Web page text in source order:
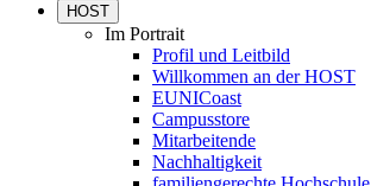
HOST
Im Portrait
Profil und Leitbild
Willkommen an der HOST
EUNICoast
Campusstore
Mitarbeitende
Nachhaltigkeit